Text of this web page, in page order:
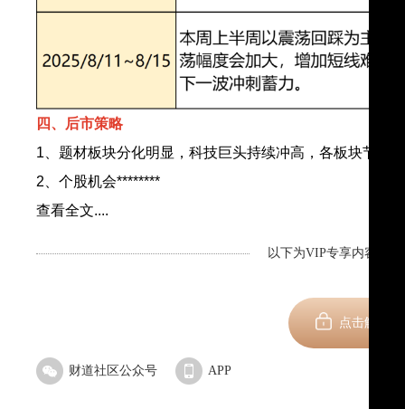
四、后市策略
1、题材板块分化明显，科技巨头持续冲高，各板块节奏
2、个股机会********
查看全文....
以下为VIP专享内容，剩
点击解锁
财道社区公众号 APP